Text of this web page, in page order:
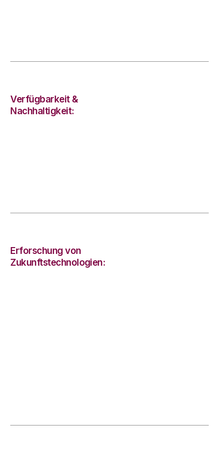
Verfügbarkeit &
Nachhaltigkeit:
Erforschung von
Zukunftstechnologien: